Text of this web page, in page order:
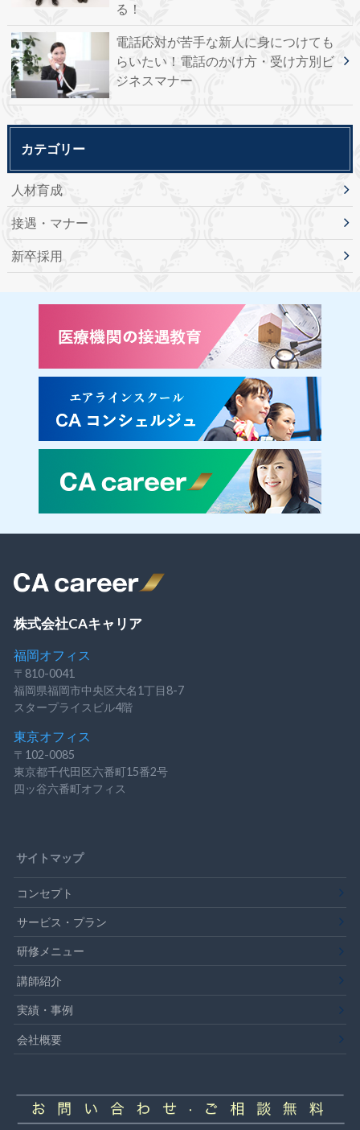
る！
電話応対が苦手な新人に身につけても
らいたい！電話のかけ方・受け方別ビ
ジネスマナー
カテゴリー
人材育成
接遇・マナー
新卒採用
株式会社CAキャリア
福岡オフィス
〒810-0041
福岡県福岡市中央区大名1丁目8-7
スタープライスビル4階
東京オフィス
〒102-0085
東京都千代田区六番町15番2号
四ッ谷六番町オフィス
サイトマップ
コンセプト
サービス・プラン
研修メニュー
講師紹介
実績・事例
会社概要